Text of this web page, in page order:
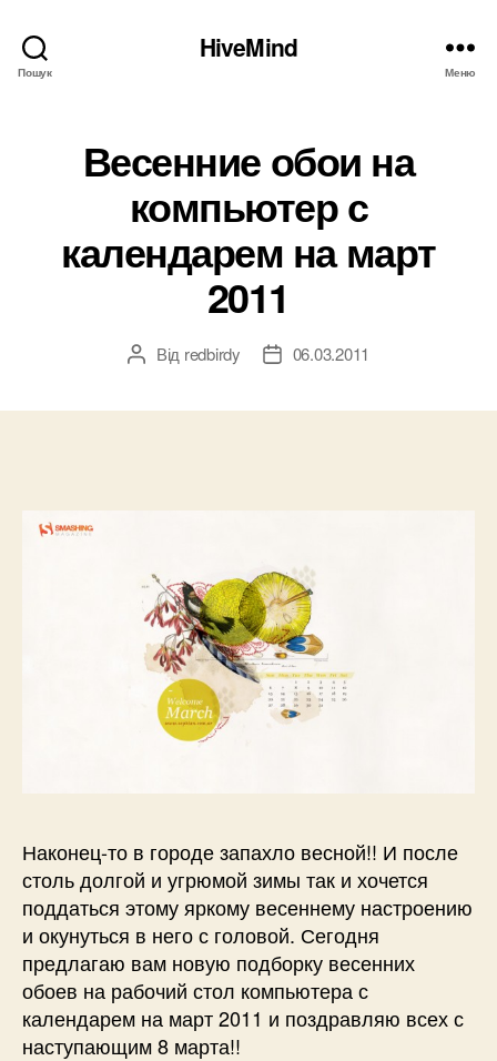
Пошук
HiveMind
Меню
Весенние обои на
компьютер с
календарем на март
2011
Автор
Від redbirdy
Дата06.03.2011
Наконец-то в городе запахло весной!! И после
столь долгой и угрюмой зимы так и хочется
поддаться этому яркому весеннему настроению
и окунуться в него с головой. Сегодня
предлагаю вам новую подборку весенних
обоев на рабочий стол компьютера с
календарем на март 2011 и поздравляю всех с
наступающим 8 марта!!